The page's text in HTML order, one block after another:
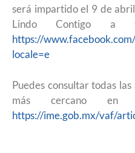
será impartido el 9 de
Lindo Contigo a
https://
locale=e
Puedes consultar todas
más cercano en
https://ime.gob.mx/vaf/